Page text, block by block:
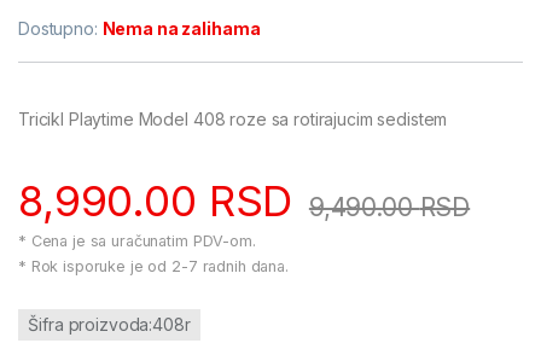
Dostupno: Nema na zalihama
Tricikl Playtime Model 408 roze sa rotirajucim sedistem
8,990.00 RSD 9,490.00RSD
* Cena je sa uračunatim PDV-om.
* Rok isporuke je od 2-7 radnih dana.
Šifra proizvoda:408r